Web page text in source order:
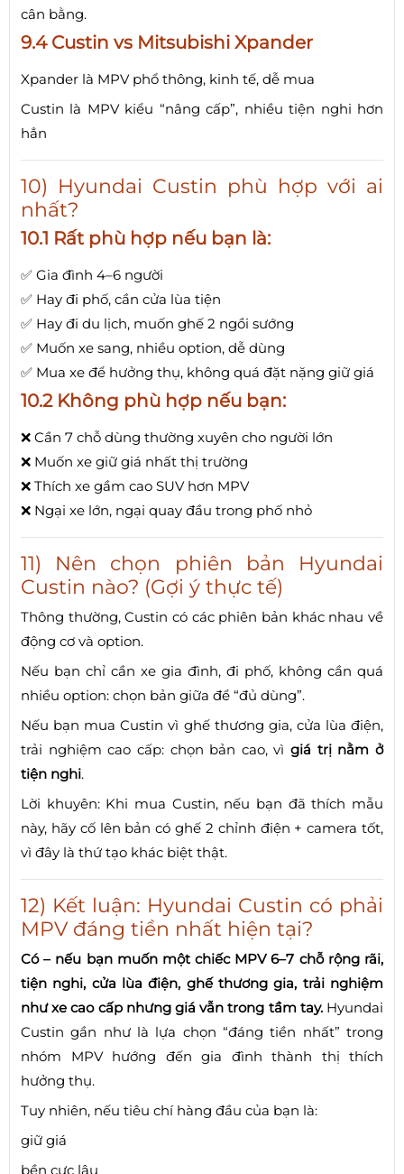
cân bằng.
9.4 Custin vs Mitsubishi Xpander
Xpander là MPV phổ thông, kinh tế, dễ mua
Custin là MPV kiểu “nâng cấp”, nhiều tiện nghi hơn
hẳn
10) Hyundai Custin phù hợp với ai
nhất?
10.1 Rất phù hợp nếu bạn là:
✅ Gia đình 4–6 người
✅ Hay đi phố, cần cửa lùa tiện
✅ Hay đi du lịch, muốn ghế 2 ngồi sướng
✅ Muốn xe sang, nhiều option, dễ dùng
✅ Mua xe để hưởng thụ, không quá đặt nặng giữ giá
10.2 Không phù hợp nếu bạn:
❌ Cần 7 chỗ dùng thường xuyên cho người lớn
❌ Muốn xe giữ giá nhất thị trường
❌ Thích xe gầm cao SUV hơn MPV
❌ Ngại xe lớn, ngại quay đầu trong phố nhỏ
11) Nên chọn phiên bản Hyundai
Custin nào? (Gợi ý thực tế)
Thông thường, Custin có các phiên bản khác nhau về
động cơ và option.
Nếu bạn chỉ cần xe gia đình, đi phố, không cần quá
nhiều option: chọn bản giữa để “đủ dùng”.
Nếu bạn mua Custin vì ghế thương gia, cửa lùa điện,
trải nghiệm cao cấp: chọn bản cao, vìgiá trị nằm ở
tiện nghi.
Lời khuyên: Khi mua Custin, nếu bạn đã thích mẫu
này, hãy cố lên bản có ghế 2 chỉnh điện + camera tốt,
vì đây là thứ tạo khác biệt thật.
12) Kết luận: Hyundai Custin có phải
MPV đáng tiền nhất hiện tại?
Có – nếu bạn muốn một chiếc MPV 6–7 chỗ rộng rãi,
tiện nghi, cửa lùa điện, ghế thương gia, trải nghiệm
như xe cao cấp nhưng giá vẫn trong tầm tay.Hyundai
Custin gần như là lựa chọn “đáng tiền nhất” trong
nhóm MPV hướng đến gia đình thành thị thích
hưởng thụ.
Tuy nhiên, nếu tiêu chí hàng đầu của bạn là:
giữ giá
bền cực lâu